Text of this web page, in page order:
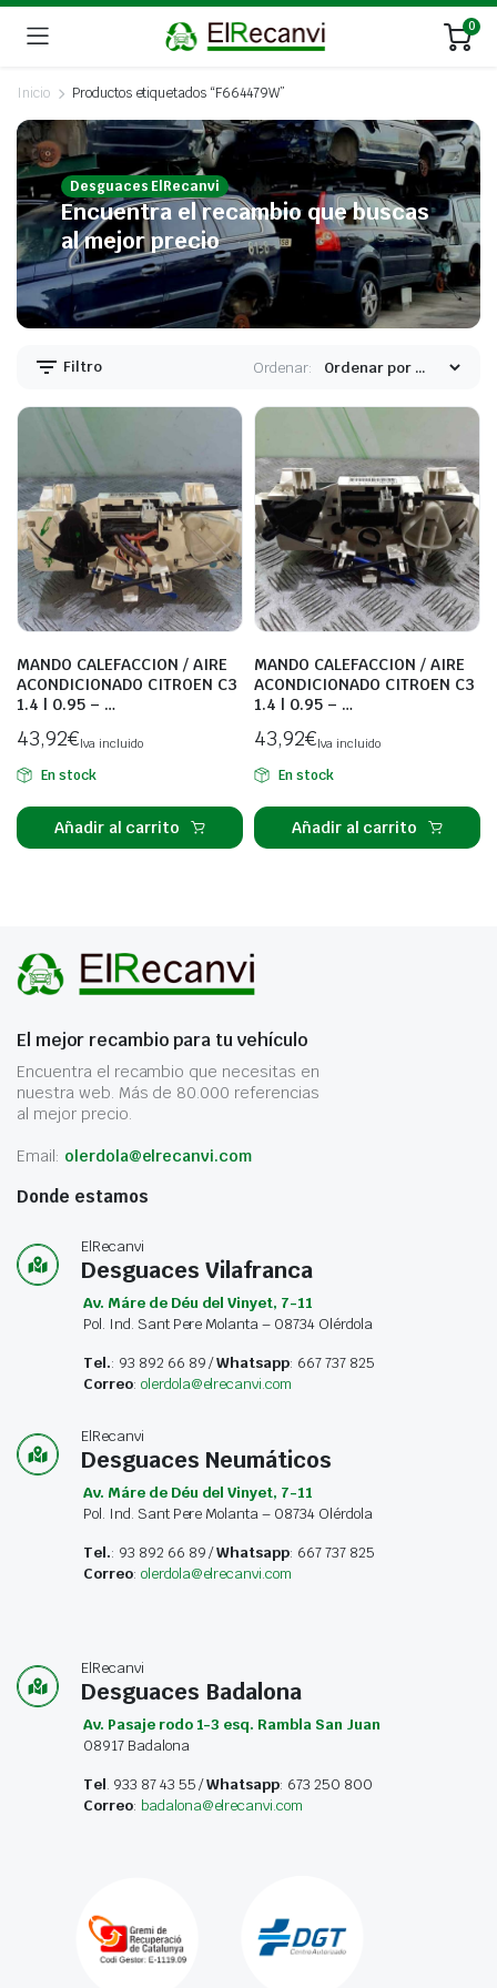
0
Inicio Productos etiquetados “F664479W”
Desguaces ElRecanvi
Encuentra el recambio que buscas
al mejor precio
Filtro Ordenar:
MANDO CALEFACCION / AIRE
ACONDICIONADO CITROEN C3
1.4 | 0.95 – …
43,92€Iva incluido
En stock
Añadir al carrito
MANDO CALEFACCION / AIRE
ACONDICIONADO CITROEN C3
1.4 | 0.95 – …
43,92€Iva incluido
En stock
Añadir al carrito
El mejor recambio para tu vehículo
Encuentra el recambio que necesitas en
nuestra web. Más de 80.000 referencias
al mejor precio.
Email: olerdola@elrecanvi.com
Donde estamos
ElRecanvi
Desguaces Vilafranca
Av. Máre de Déu del Vinyet, 7-11
Pol. Ind. Sant Pere Molanta – 08734 Olérdola
Tel.: 93 892 66 89 /Whatsapp: 667 737 825
Correo: olerdola@elrecanvi.com
ElRecanvi
Desguaces Neumáticos
Av. Máre de Déu del Vinyet, 7-11
Pol. Ind. Sant Pere Molanta – 08734 Olérdola
Tel.: 93 892 66 89 /Whatsapp: 667 737 825
Correo: olerdola@elrecanvi.com
ElRecanvi
Desguaces Badalona
Av. Pasaje rodo 1-3 esq. Rambla San Juan
08917 Badalona
Tel. 933 87 43 55 /Whatsapp: 673 250 800
Correo: badalona@elrecanvi.com